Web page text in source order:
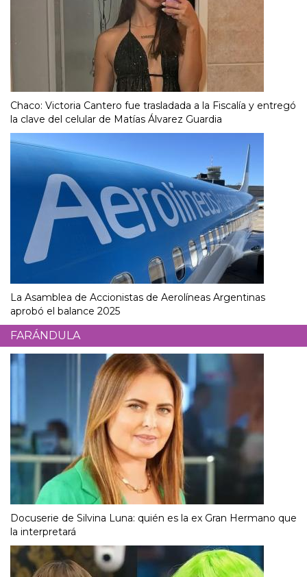
Chaco: Victoria Cantero fue trasladada a la Fiscalía y entregó
la clave del celular de Matías Álvarez Guardia
La Asamblea de Accionistas de Aerolíneas Argentinas
aprobó el balance 2025
FARÁNDULA
Docuserie de Silvina Luna: quién es la ex Gran Hermano que
la interpretará